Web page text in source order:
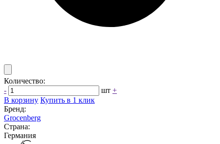
Количество:
-
шт +
В корзину Купить в 1 клик
Бренд:
Grocenberg
Страна:
Германия